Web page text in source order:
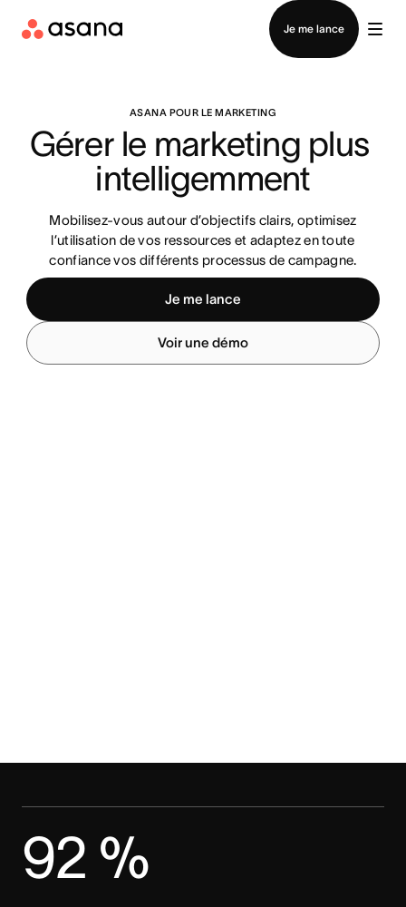
Je me lance
Contacter le service commercial
ASANA POUR LE MARKETING
Gérer le marketing plus
intelligemment
Mobilisez-vous autour d’objectifs clairs, optimisez
l’utilisation de vos ressources et adaptez en toute
confiance vos différents processus de campagne.
Je me lance
Voir une démo
92 %